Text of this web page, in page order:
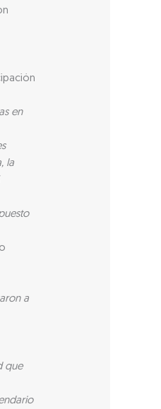
en
la
a
que